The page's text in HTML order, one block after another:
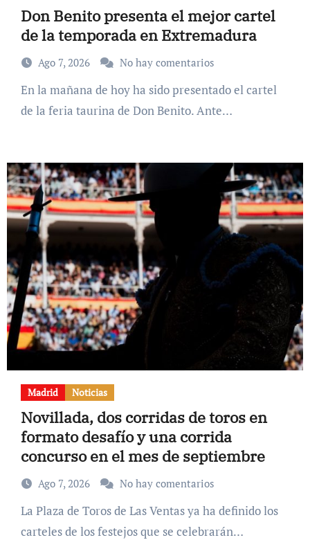
Don Benito presenta el mejor cartel
de la temporada en Extremadura
Ago 7, 2026 No hay comentarios
En la mañana de hoy ha sido presentado el cartel
de la feria taurina de Don Benito. Ante…
Madrid Noticias
Novillada, dos corridas de toros en
formato desafío y una corrida
concurso en el mes de septiembre
Ago 7, 2026 No hay comentarios
La Plaza de Toros de Las Ventas ya ha definido los
carteles de los festejos que se celebrarán…